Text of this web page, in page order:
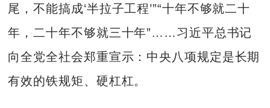
尾，不能搞成‘半拉子工程’”“十年不够就二十
年，二十年不够就三十年”……习近平总书记
向全党全社会郑重宣示：中央八项规定是长期
有效的铁规矩、硬杠杠。